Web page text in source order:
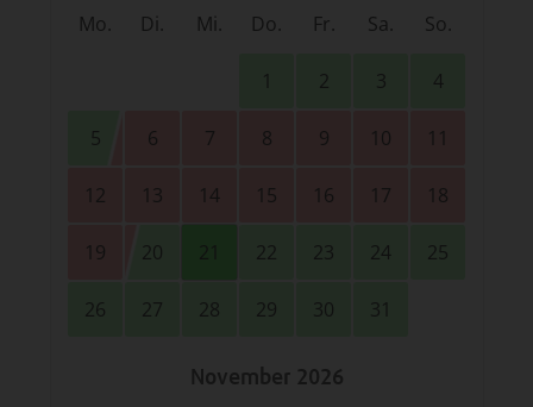
Mo. Di. Mi. Do. Fr. Sa. So.
1 2 3 4
5 6 7 8 9 10 11
12 13 14 15 16 17 18
19 20 21 22 23 24 25
26 27 28 29 30 31
November 2026